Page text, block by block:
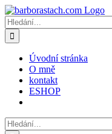
Přeskočit
na
obsah
Hledat:
Úvodní stránka
O mně
kontakt
ESHOP
Hledat: